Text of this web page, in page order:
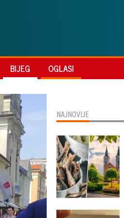
BIJEG OGLASI
NAJNOVIJE